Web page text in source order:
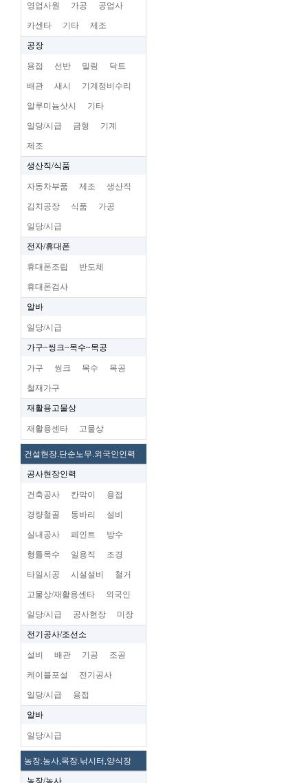
영업사원 가공 공업사
카센타 기타 제조
공장
용접 선반 밀링 닥트
배관 새시 기계정비수리
알루미늄삿시 기타
일당/시급 금형 기계
제조
생산직/식품
자동차부품 제조 생산직
김치공장 식품 가공
일당/시급
전자/휴대폰
휴대폰조립 반도체
휴대폰검사
알바
일당/시급
가구~씽크~목수~목공
가구 씽크 목수 목공
철재가구
재활용고물상
재활용센타 고물상
건설현장.단순노무.외국인인력
공사현장인력
건축공사 칸막이 용접
경량철골 동바리 설비
실내공사 페인트 방수
형틀목수 일용직 조경
타일시공 시설설비 철거
고물상/재활용센타 외국인
일당/시급 공사현장 미장
전기공사/조선소
설비 배관 기공 조공
케이블포설 전기공사
일당/시급 용접
알바
일당/시급
농장.농사,목장.낚시터,양식장
농장/농사